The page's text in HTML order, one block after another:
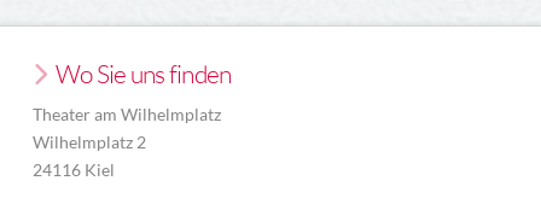
Wo Sie uns finden
Theater am Wilhelmplatz
Wilhelmplatz 2
24116 Kiel